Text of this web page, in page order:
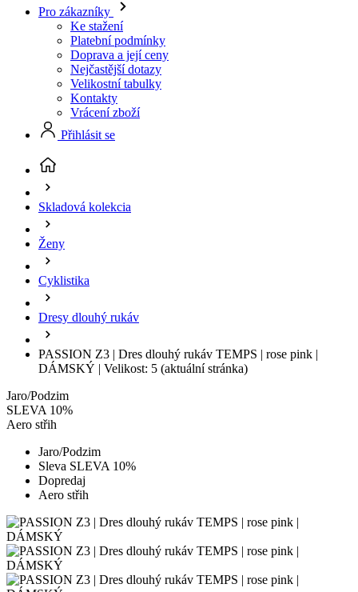
Pro zákazníky
Ke stažení
Platební podmínky
Doprava a její ceny
Nejčastější dotazy
Velikostní tabulky
Kontakty
Vrácení zboží
Přihlásit se
Skladová kolekcia
Ženy
Cyklistika
Dresy dlouhý rukáv
PASSION Z3 | Dres dlouhý rukáv TEMPS | rose pink |
DÁMSKÝ | Velikost: 5 (aktuální stránka)
Jaro/Podzim
SLEVA 10%
Aero střih
Jaro/Podzim
Sleva SLEVA 10%
Dopredaj
Aero střih